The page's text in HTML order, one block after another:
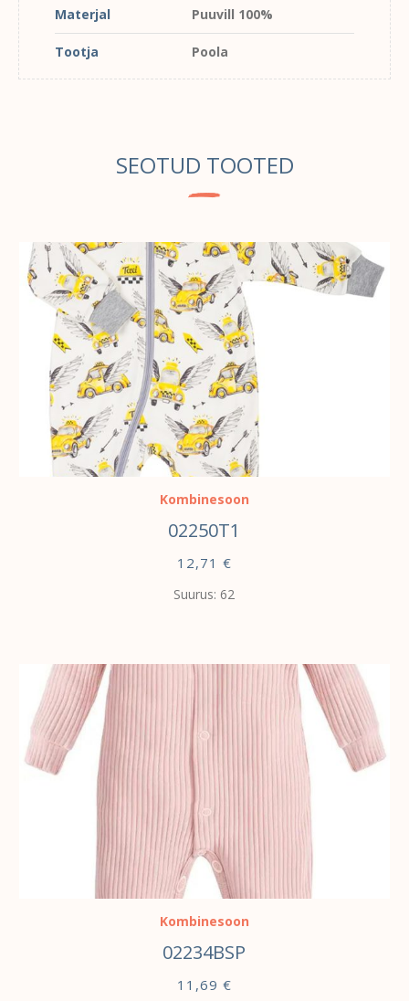
Materjal Puuvill 100%
Tootja Poola
SEOTUD TOOTED
VALI
Kombinesoon
02250T1
12,71 €
Suurus: 62
VALI
Kombinesoon
02234BSP
11,69 €